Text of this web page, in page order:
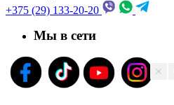
+375 (29) 133-20-20
Мы в сети